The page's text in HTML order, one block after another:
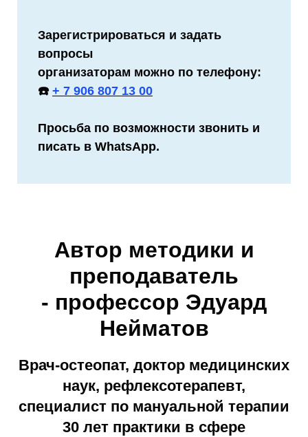
Зарегистрироваться и задать
вопросы
организаторам можно по телефону:
☎️ + 7 906 807 13 00
Просьба по возможности звонить и
писать в WhatsApp.
Автор методики и
преподаватель
- профессор Эдуард
Нейматов
Врач-остеопат, доктор медицинских
наук, рефлексотерапевт,
специалист по мануальной терапии
30 лет практики в сфере